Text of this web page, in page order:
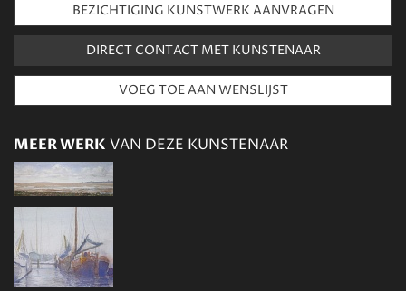
BEZICHTIGING KUNSTWERK AANVRAGEN
DIRECT CONTACT MET KUNSTENAAR
MEER WERK VAN DEZE KUNSTENAAR